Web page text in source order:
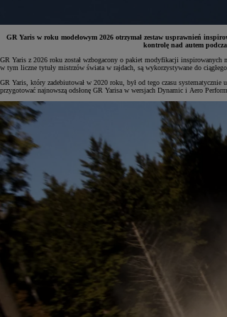
Yaris Cross
HYBRID
GR Yaris w roku modelowym 2026 otrzymał zestaw usprawnień
kontrolę nad autem
GR Yaris z 2026 roku został wzbogacony o pakiet modyfikacji inspirowanych
w tym liczne tytuły mistrzów świata w rajdach, są wykorzystywane do
GR Yaris, który zadebiutował w 2020 roku, był od tego czasu
przygotować najnowszą odsłonę GR Yarisa w wersjach Dynamic i Aero